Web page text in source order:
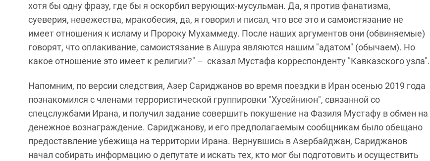
хотя бы одну фразу, где бы я оскорбил верующих-мусульман. Да, я против фанатизма,
суеверия, невежества, мракобесия, да, я говорил и писал, что все это и самоистязание не
имеет отношения к исламу и Пророку Мухаммеду. После наших аргументов они (обвиняемые)
говорят, что оплакивание, самоистязание в Ашура являются нашим "адатом" (обычаем). Но
какое отношение это имеет к религии?" – сказал Мустафа корреспонденту "Кавказского узла".
Напомним, по версии следствия, Азер Сариджанов во время поездки в Иран осенью 2019 года
познакомился с членами террористической группировки "Хусейниюн", связанной со
спецслужбами Ирана, и получил задание совершить покушение на Фазиля Мустафу в обмен на
денежное вознаграждение. Сариджанову, и его предполагаемым сообщникам было обещано
предоставление убежища на территории Ирана. Вернувшись в Азербайджан, Сариджанов
начал собирать информацию о депутате и искать тех, кто мог бы подготовить и осуществить